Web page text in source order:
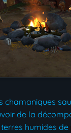
chamaniques
de la
humides